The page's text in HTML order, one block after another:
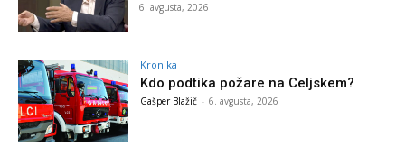
6. avgusta, 2026
Kronika
Kdo podtika požare na Celjskem?
Gašper Blažič - 6. avgusta, 2026